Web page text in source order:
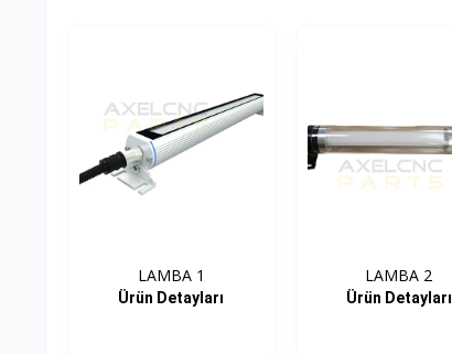
LAMBA 1
Ürün Detayları
LAMBA 2
Ürün Detayları